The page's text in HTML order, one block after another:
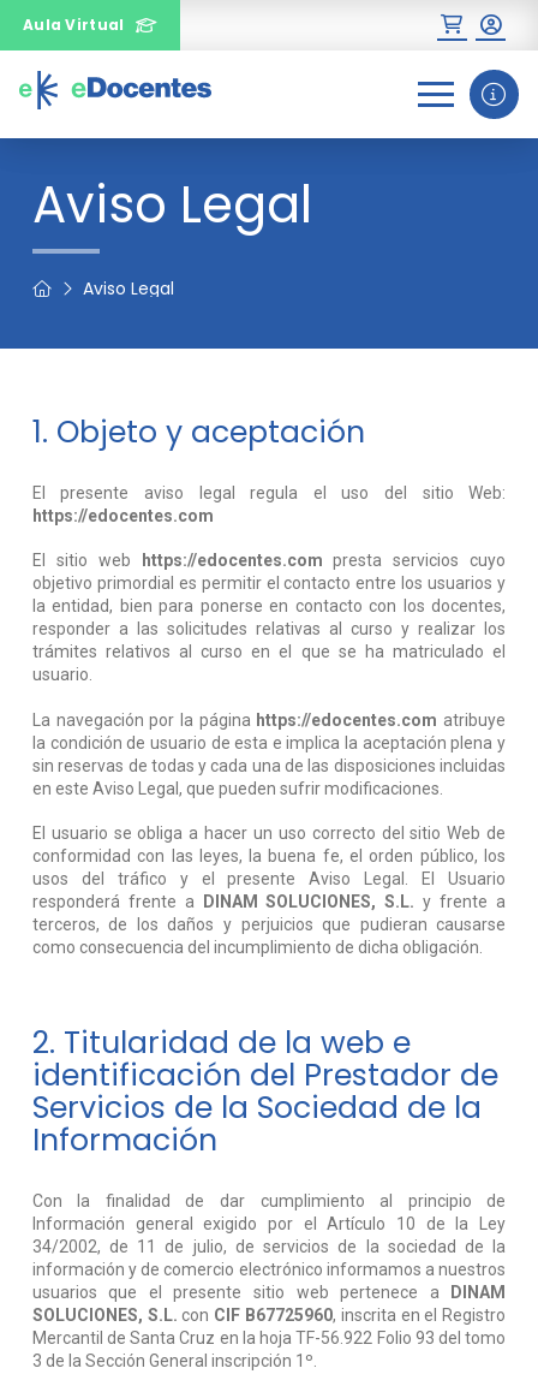
Aula Virtual
Aviso Legal
Aviso Legal
1. Objeto y aceptación
El presente aviso legal regula el uso del sitio Web:
https://edocentes.com
El sitio web https://edocentes.com presta servicios cuyo
objetivo primordial es permitir el contacto entre los usuarios y
la entidad, bien para ponerse en contacto con los docentes,
responder a las solicitudes relativas al curso y realizar los
trámites relativos al curso en el que se ha matriculado el
usuario.
La navegación por la página https://edocentes.com atribuye
la condición de usuario de esta e implica la aceptación plena y
sin reservas de todas y cada una de las disposiciones incluidas
en este Aviso Legal, que pueden sufrir modificaciones.
El usuario se obliga a hacer un uso correcto del sitio Web de
conformidad con las leyes, la buena fe, el orden público, los
usos del tráfico y el presente Aviso Legal. El Usuario
responderá frente a
DINAM SOLUCIONES, S.L. y frente a
terceros, de los daños y perjuicios que pudieran causarse
como consecuencia del incumplimiento de dicha obligación.
2. Titularidad de la web e
identificación del Prestador de
Servicios de la Sociedad de la
Información
Con la finalidad de dar cumplimiento al principio de
Información general exigido por el Artículo 10 de la Ley
34/2002, de 11 de julio, de servicios de la sociedad de la
información y de comercio electrónico informamos a nuestros
usuarios que el presente sitio web pertenece a
DINAM
SOLUCIONES, S.L. con CIF B67725960, inscrita en el Registro
Mercantil de Santa Cruz en la hoja TF-56.922 Folio 93 del tomo
3 de la Sección General inscripción 1º.
¿Necesitas más información
sobre un curso?